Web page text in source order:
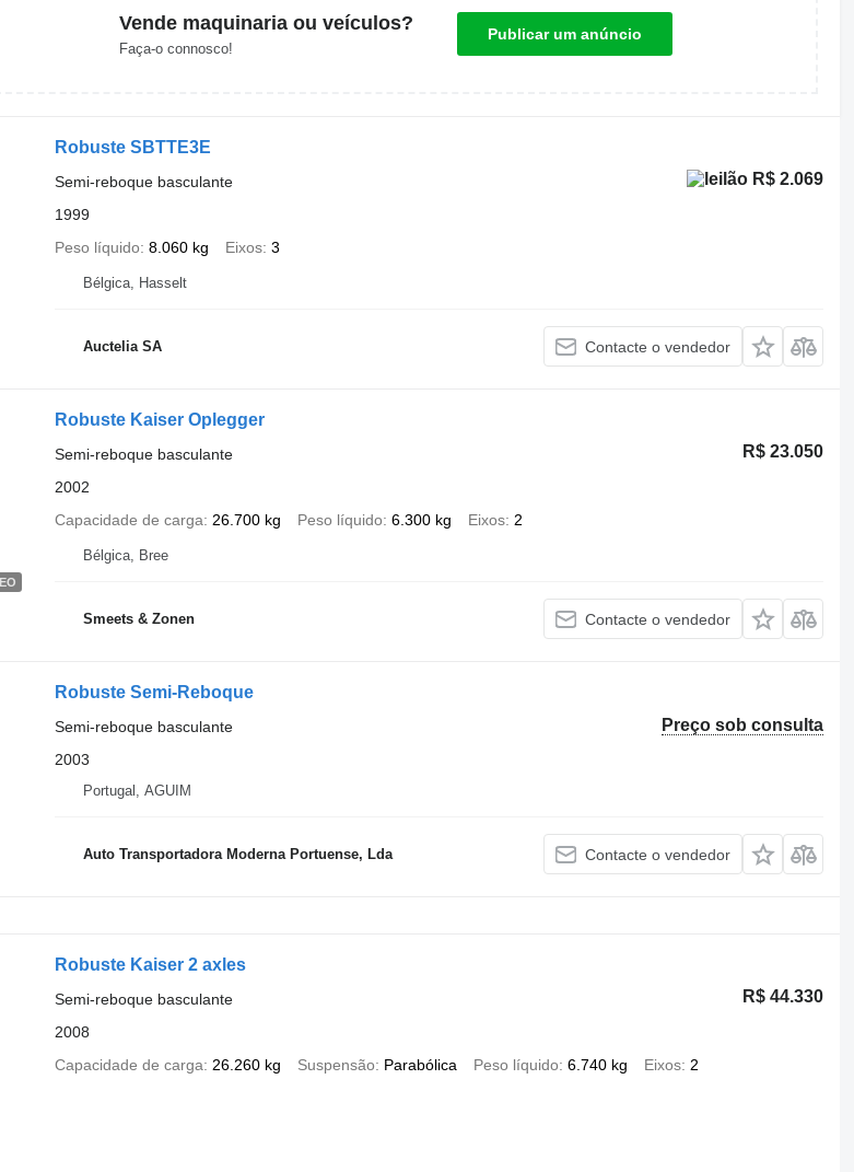
Vende maquinaria ou veículos?
Faça-o connosco!
Publicar um anúncio
Robuste SBTTE3E
R$ 2.069
Semi-reboque basculante
1999
Peso líquido 8.060 kg Eixos 3
Bélgica, Hasselt
Auctelia SA Contacte o vendedor
Robuste Kaiser Oplegger
R$ 23.050
Semi-reboque basculante
2002
Capacidade de carga
26.700 kg Peso líquido 6.300 kg Eixos 2
Bélgica, Bree
Smeets & Zonen Contacte o vendedor
Robuste Semi-Reboque
Preço sob consulta
Semi-reboque basculante
2003
Portugal, AGUIM
Auto Transportadora Moderna Portuense, Lda Contacte o vendedor
Robuste Kaiser 2 axles
R$ 44.330
Semi-reboque basculante
2008
Capacidade de carga
26.260 kg Suspensão Parabólica Peso líquido 6.740 kg Eixos 2